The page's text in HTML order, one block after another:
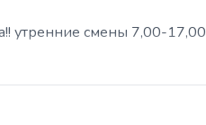
смены 7,00-